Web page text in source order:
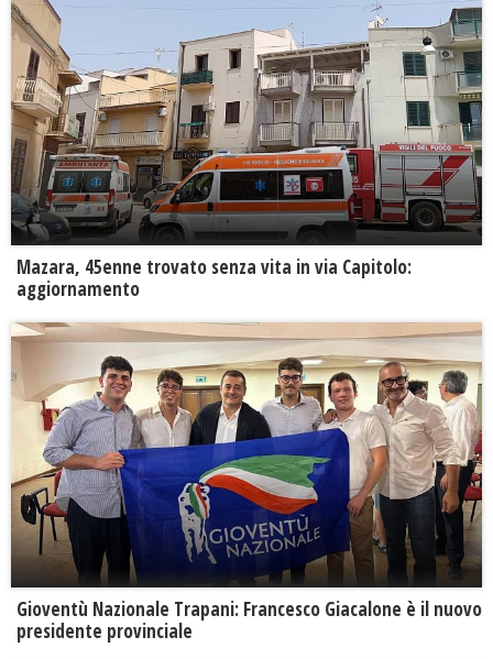
Mazara, 45enne trovato senza vita in via Capitolo:
aggiornamento
Gioventù Nazionale Trapani: Francesco Giacalone è il nuovo
presidente provinciale